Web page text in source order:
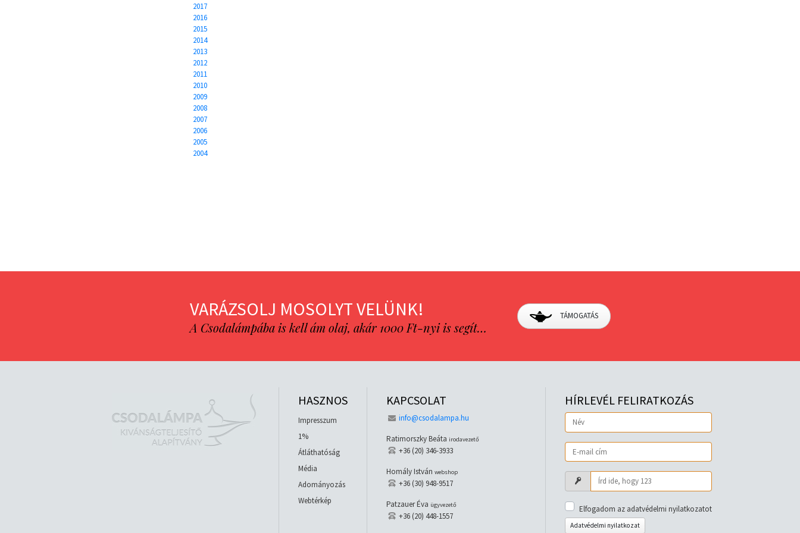
2017
2016
2015
2014
2013
2012
2011
2010
2009
2008
2007
2006
2005
2004
VARÁZSOLJ MOSOLYT VELÜNK!
A Csodalámpába is kell ám olaj, akár 1000 Ft-nyi is segít…
TÁMOGATÁS
HASZNOS
Impresszum
1%
Átláthatóság
Média
Adományozás
Webtérkép
KAPCSOLAT
info@csodalampa.hu
Ratimorszky Beáta irodavezető
+36 (20) 346-3933
Homály István webshop
+36 (30) 948-9517
Patzauer Éva ügyvezető
+36 (20) 448-1557
HÍRLEVÉL FELIRATKOZÁS
Elfogadom az adatvédelmi nyilatkozatot
Adatvédelmi nyilatkozat